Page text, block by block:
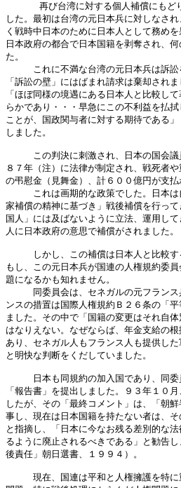
再び台湾に対する個人補償にもど
した。最初は台湾の元日本兵に対しなさ
く戦時中日本のために日本人として務め
日本政府の都合で日本国籍を剥奪され、
た。
これに不満な台湾の元日本兵は訴訟
「訴訟の壁」にはばまれ請求は棄却され
「ほぼ同様の境遇にある日本人と比較し
らかであり・・・早急にこの不利益を払
ことが、国政関与者に対する期待である
しました。
この判決に刺激され、日本の国会議
８７年（注）に法律が制定され、戦死者
の弔慰金（見舞金）、計６００億円が支払
これは画期的な政策でした。日本は
家補償の精神に基づき」戦後補償を行っ
国人」には及ばないように立法、運用し
人に日本政府の意思で補償がされました。
しかし、この補償は日本人と比較す
もし、この元日本兵が国連の人権規約委
題になるかも知れません。
同委員会は、セネガルの元フランス
ンスの措置は国際人権規約Ｂ２６条の「
ました。その中で「国籍の変更はそれ自
はなりえない。なぜならば、年金支給の
あり、セネガル人もフランス人も提供した
と明快な判断をくだしていました。
日本も同規約の加入国であり、同委
「報告書」を提出しました。９３年１０
したが、その「最終コメント」は、「朝
事し、現在は日本国籍を持たない者は、
と指摘し、「日本に今なお残る差別的な
るように廃止されるべきである」と勧告
後責任」朝日選書、１９９４）。
現在、国連は平和と人権擁護を特に